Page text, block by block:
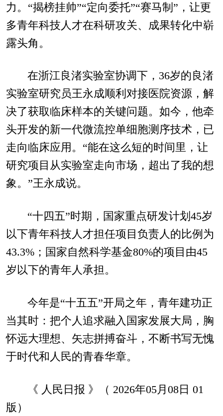
力。“揭榜挂帅”“定向委托”“赛马制”，让更
多青年科技人才在科研攻关、成果转化中崭
露头角。
在浙江良渚实验室协调下，36岁的良渚
实验室研究员王永成顺利对接医院资源，解
决了获取临床样本的关键问题。如今，他牵
头开发的新一代微流控单细胞测序技术，已
走向临床应用。“能在这么短的时间里，让
研究项目从实验室走向市场，超出了我的想
象。”王永成说。
“十四五”时期，国家重点研发计划45岁
以下青年科技人才担任项目负责人的比例为
43.3%；国家自然科学基金80%的项目由45
岁以下的青年人承担。
今年是“十五五”开局之年，青年建功正
当其时：把个人追求融入国家发展大局，胸
怀远大理想、矢志拼搏奋斗，不断书写无愧
于时代和人民的青春华章。
《 人民日报 》（ 2026年05月08日 01
版）